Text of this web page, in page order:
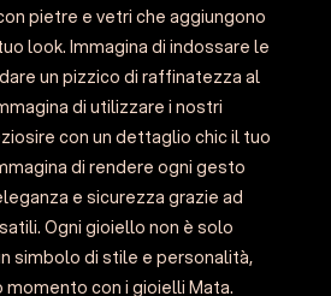
pietre e vetri che aggiungono
look. Immagina di indossare le
un pizzico di raffinatezza al
di utilizzare i nostri
con un dettaglio chic il tuo
di rendere ogni gesto
e sicurezza grazie ad
Ogni gioiello non è solo
simbolo di stile e personalità,
momento con i gioielli Mata.